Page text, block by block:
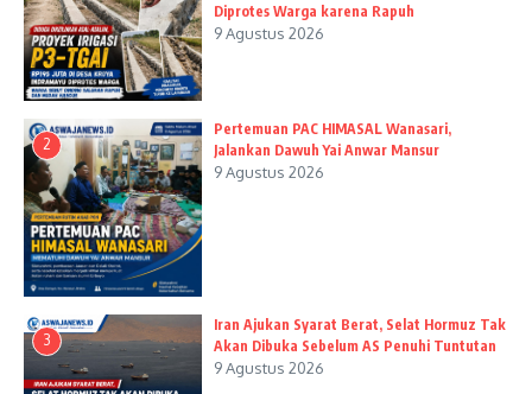
Diprotes Warga karena Rapuh
9 Agustus 2026
2
Pertemuan PAC HIMASAL Wanasari,
Jalankan Dawuh Yai Anwar Mansur
9 Agustus 2026
3
Iran Ajukan Syarat Berat, Selat Hormuz Tak
Akan Dibuka Sebelum AS Penuhi Tuntutan
9 Agustus 2026